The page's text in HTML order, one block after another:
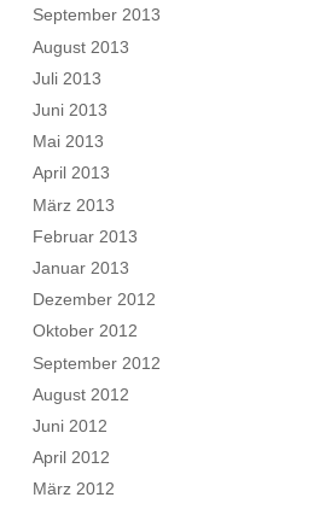
September 2013
August 2013
Juli 2013
Juni 2013
Mai 2013
April 2013
März 2013
Februar 2013
Januar 2013
Dezember 2012
Oktober 2012
September 2012
August 2012
Juni 2012
April 2012
März 2012